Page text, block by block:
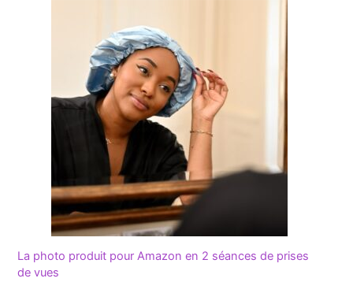
La photo produit pour Amazon en 2 séances de prises
de vues